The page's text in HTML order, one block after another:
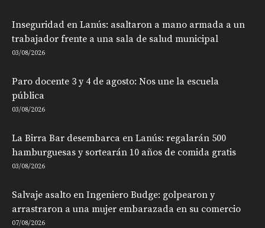
Inseguridad en Lanús: asaltaron a mano armada a un
trabajador frente a una sala de salud municipal
03/08/2026
Paro docente 3 y 4 de agosto: Nos une la escuela
pública
03/08/2026
La Birra Bar desembarca en Lanús: regalarán 500
hamburguesas y sortearán 10 años de comida gratis
03/08/2026
Salvaje asalto en Ingeniero Budge: golpearon y
arrastraron a una mujer embarazada en su comercio
07/08/2026